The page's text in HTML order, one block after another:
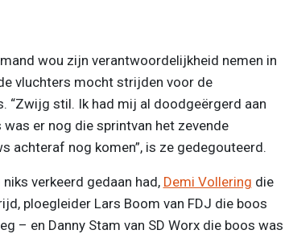
wou zijn verantwoordelijkheid nemen in
vluchters mocht strijden voor de
“Zwijg stil. Ik had mij al doodgeërgerd aan
er nog die sprintvan het zevende
achteraf nog komen”, is ze gedegouteerd.
verkeerd gedaan had, Demi Vollering die
ploegleider Lars Boom van FDJ die boos
– en Danny Stam van SD Worx die boos was